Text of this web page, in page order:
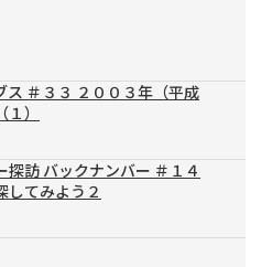
ス ＃３３ ２００３年（平成
）
探訪 バックナンバー ＃１４
てみよう２